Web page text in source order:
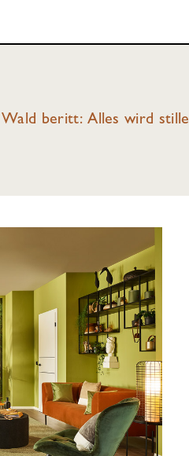
beritt: Alles wird